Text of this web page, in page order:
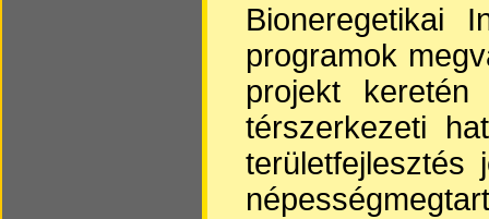
Bioneregetikai
programok
projekt
térszerkezeti
területfejlesztés